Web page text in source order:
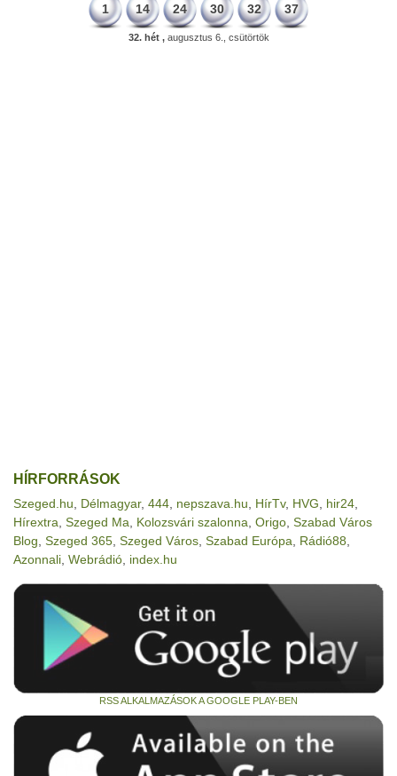
1 14 24 30 32 37
32. hét ,augusztus 6., csütörtök
HÍRFORRÁSOK
Szeged.hu Délmagyar, 444 nepszava.hu HírTv, HVG hir24
Hírextra Szeged Ma Kolozsvári szalonna Origo Szabad Város
Blog Szeged 365 Szeged Város Szabad Európa Rádió88
Azonnali Webrádió index.hu
RSS ALKALMAZÁSOK A GOOGLE PLAY-BEN